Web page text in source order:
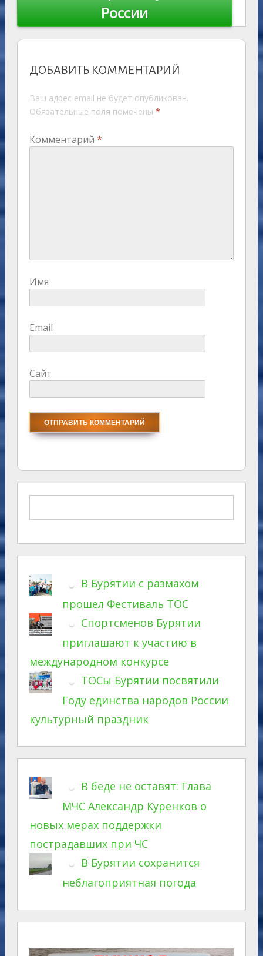
России
ДОБАВИТЬ КОММЕНТАРИЙ
Ваш адрес email не будет опубликован.
Обязательные поля помечены *
Комментарий *
Имя
Email
Сайт
В Бурятии с размахом
прошел Фестиваль ТОС
Спортсменов Бурятии
приглашают к участию в
международном конкурсе
ТОСы Бурятии посвятили
Году единства народов России
культурный праздник
В беде не оставят: Глава
МЧС Александр Куренков о
новых мерах поддержки
пострадавших при ЧС
В Бурятии сохранится
неблагоприятная погода